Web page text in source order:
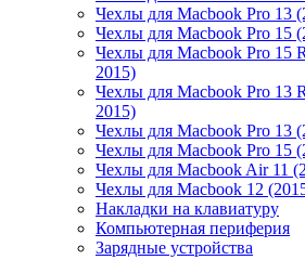
Чехлы для Macbook Pro 13
Чехлы для Macbook Pro 15
Чехлы для Macbook Pro 15
2015)
Чехлы для Macbook Pro 13
2015)
Чехлы для Macbook Pro 13
Чехлы для Macbook Pro 15
Чехлы для Macbook Air 11
Чехлы для Macbook 12
Накладки на клавиатуру
Компьютерная периферия
Зарядные устройства